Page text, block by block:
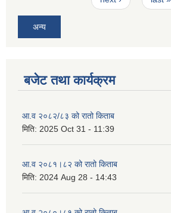
अन्य
बजेट तथा कार्यक्रम
आ.व २०८२/८३ को रातो किताब
मिति: 2025 Oct 31 - 11:39
आ.व २०८१।८२ को रातो किताब
मिति: 2024 Aug 28 - 14:43